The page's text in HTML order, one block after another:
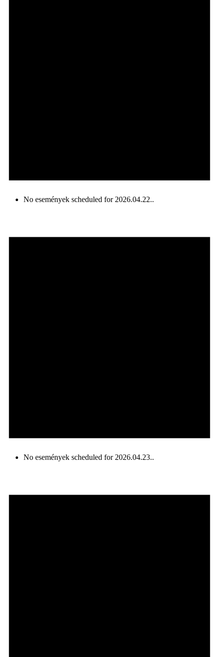
No események scheduled for 2026.04.22..
No események scheduled for 2026.04.23..